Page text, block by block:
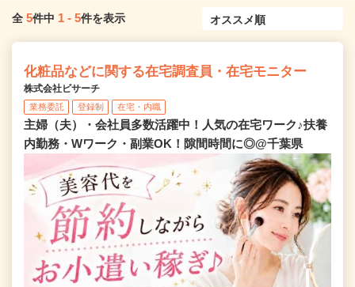
全 5件中 1 - 5件を表示
化粧品などに関する在宅調査員・在宅モニター
株式会社ビサーチ
業務委託 登録制 在宅・内職
主婦（夫）・会社員多数活躍中！人気の在宅ワーク♪扶養
内勤務・Wワーク・副業OK！隙間時間に◎@千葉県